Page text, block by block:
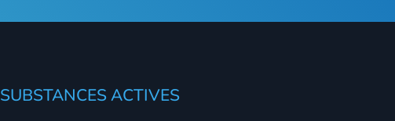
SUBSTANCES ACTIVES